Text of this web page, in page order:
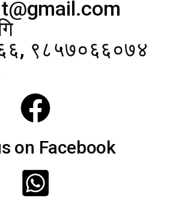
९८५७०६६०७४
on Facebook